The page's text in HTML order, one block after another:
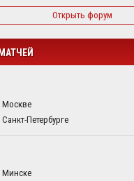
Открыть форум
Петербурге